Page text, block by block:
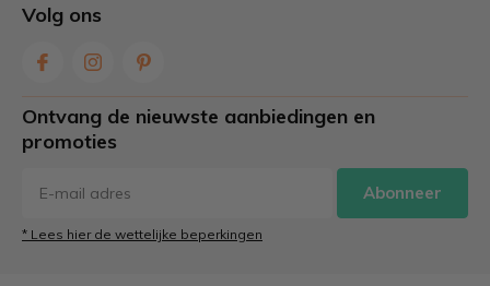
Volg ons
Ontvang de nieuwste aanbiedingen en
promoties
Abonneer
* Lees hier de wettelijke beperkingen